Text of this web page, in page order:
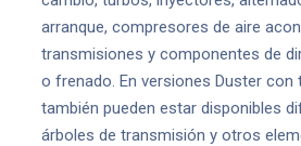
arranque, compresores de aire
transmisiones y componentes de
o frenado. En versiones Duster con
también pueden estar disponibles
árboles de transmisión y otros